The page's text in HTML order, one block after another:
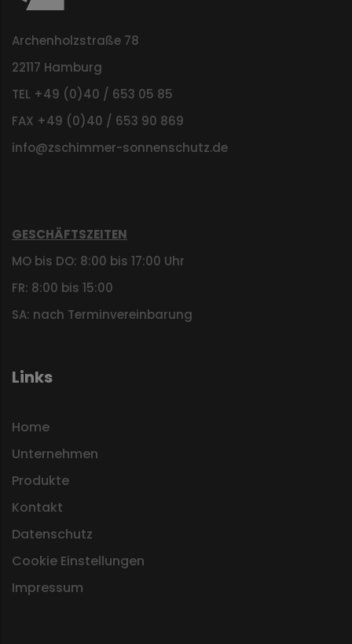
Archenholzstraße 78
22117 Hamburg
TEL +49 (0)40 / 653 05 85
FAX +49 (0)40 / 653 90 869
info@zschimmer-sonnenschutz.de
GESCHÄFTSZEITEN
MO bis DO: 8:00 bis 17:00 Uhr
FR: 8:00 bis 15:00
SA: nach Terminvereinbarung
Links
Home
Unternehmen
Produkte
Kontakt
Datenschutz
Cookie Einstellungen
Impressum